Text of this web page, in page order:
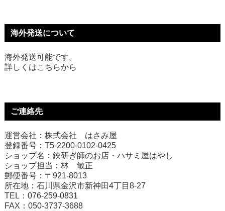
海外発送について
海外発送可能です。
詳しくはこちらから
ご連絡先
運営会社：株式会社 はさみ屋
登録番号：T5-2200-0102-0425
ショップ名：鋏研ぎ師のお店・ハサミ屋はやし
ショップ担当：林 敏正
郵便番号：〒921-8013
所在地：石川県金沢市新神田4丁目8-27
TEL：076-259-0831
FAX：050-3737-3688